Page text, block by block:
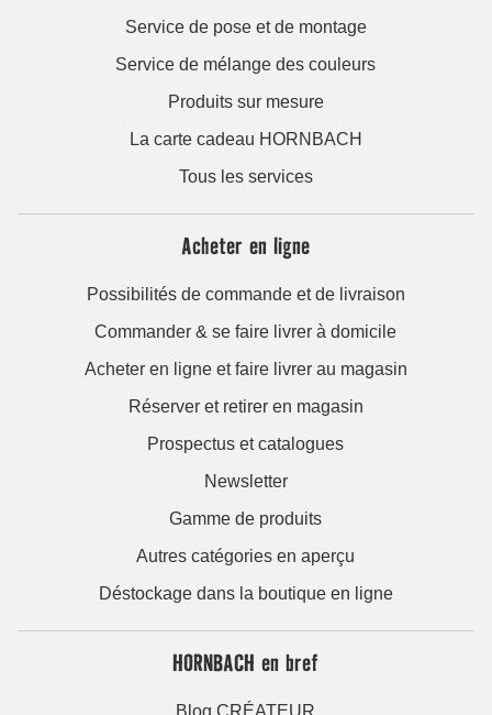
Service de pose et de montage
Service de mélange des couleurs
Produits sur mesure
La carte cadeau HORNBACH
Tous les services
Acheter en ligne
Possibilités de commande et de livraison
Commander & se faire livrer à domicile
Acheter en ligne et faire livrer au magasin
Réserver et retirer en magasin
Prospectus et catalogues
Newsletter
Gamme de produits
Autres catégories en aperçu
Déstockage dans la boutique en ligne
HORNBACH en bref
Blog CRÉATEUR